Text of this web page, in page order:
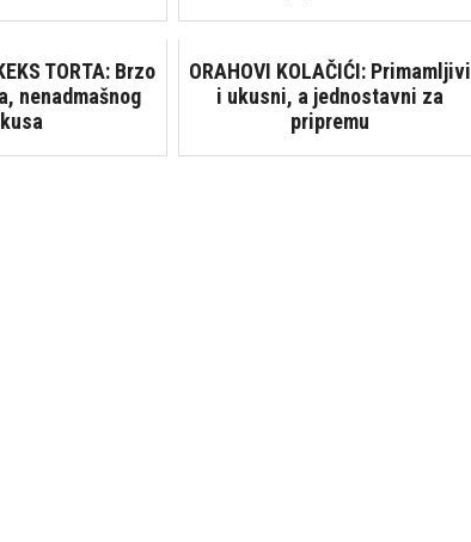
TORTA: Brzo
nenadmašnog
ORAHOVI KOLAČIĆI: Primamljivi
i ukusni, a jednostavni za
pripremu